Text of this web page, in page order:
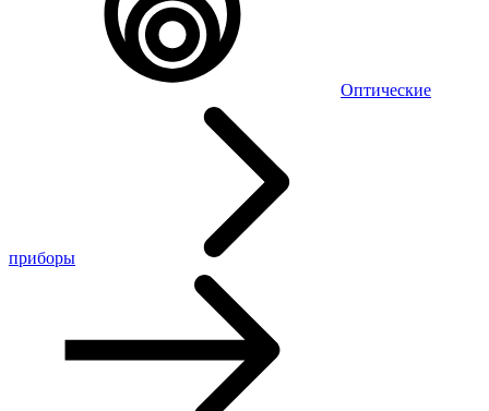
Оптические
приборы